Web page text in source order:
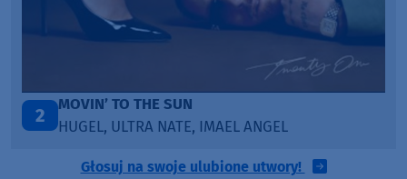
3
LEGENDARY LOVERS (SAVE ME)
KATY PERRY & CHIEF KEEF
Głosuj na swoje ulubione utwory!